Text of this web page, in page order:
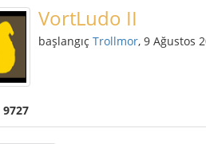
VortLudo II
başlangıç Trollmor, 9 Ağustos
9727